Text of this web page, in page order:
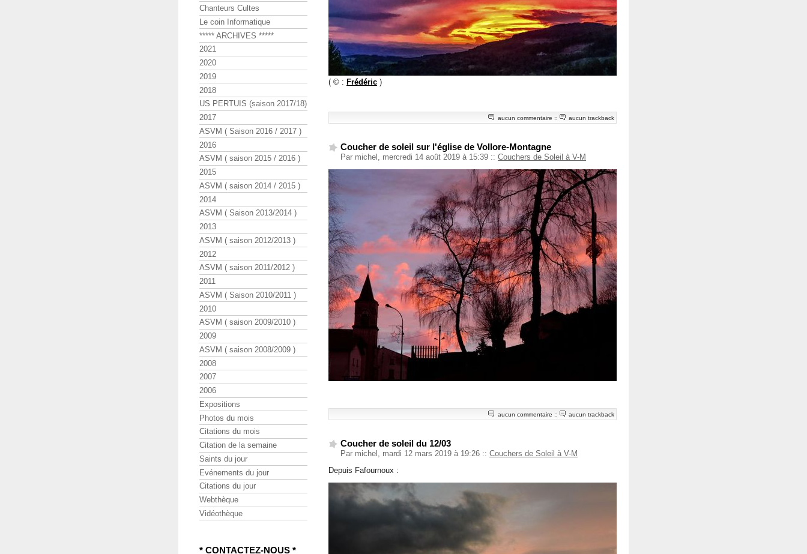
( © : Frédéric )
aucun commentaire :: aucun trackback
Coucher de soleil sur l'église de Vollore-Montagne
Par michel, mercredi 14 août 2019 à 15:39 :: Couchers de Soleil à V-M
aucun commentaire :: aucun trackback
Coucher de soleil du 12/03
Par michel, mardi 12 mars 2019 à 19:26 :: Couchers de Soleil à V-M
Depuis Fafournoux :
Chanteurs Cultes
Le coin Informatique
***** ARCHIVES *****
2021
2020
2019
2018
US PERTUIS (saison 2017/18)
2017
ASVM ( Saison 2016 / 2017 )
2016
ASVM ( saison 2015 / 2016 )
2015
ASVM ( saison 2014 / 2015 )
2014
ASVM ( Saison 2013/2014 )
2013
ASVM ( saison 2012/2013 )
2012
ASVM ( saison 2011/2012 )
2011
ASVM ( Saison 2010/2011 )
2010
ASVM ( saison 2009/2010 )
2009
ASVM ( saison 2008/2009 )
2008
2007
2006
Expositions
Photos du mois
Citations du mois
Citation de la semaine
Saints du jour
Evénements du jour
Citations du jour
Webthèque
Vidéothèque
* CONTACTEZ-NOUS *